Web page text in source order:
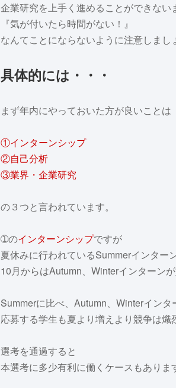
企業研究を上手く進めることができない
『気が付いたら時間がない！』
なんてことにならないように注意しまし
具体的には・・・
まず年内にやっておいた方が良いことは
①インターンシップ
②自己分析
③業界・企業研究
の３つと言われています。
➀のインターンシップですが
夏休みに行われているSummerインター
10月からはAutumn、Winterインターンが
Summerに比べ、Autumn、Winterインタ
応募する学生も夏より増えより競争は熾
選考を通過すると
本選考に多少有利に働くケースもありま